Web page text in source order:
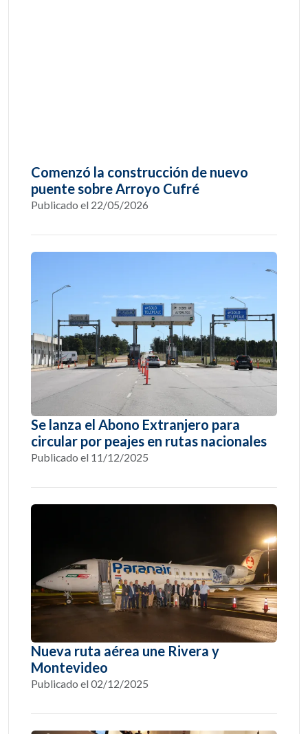
Comenzó la construcción de nuevo
puente sobre Arroyo Cufré
Publicado el 22/05/2026
Se lanza el Abono Extranjero para
circular por peajes en rutas nacionales
Publicado el 11/12/2025
Nueva ruta aérea une Rivera y
Montevideo
Publicado el 02/12/2025